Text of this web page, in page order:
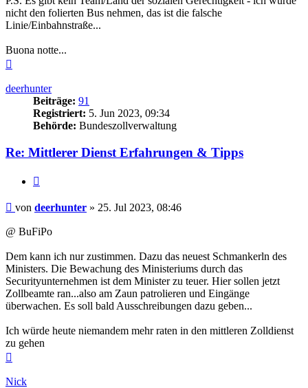
nicht den folierten Bus nehmen, das ist die falsche
Linie/Einbahnstraße...
Buona notte...
deerhunter
Beiträge: 91
Registriert: 5. Jun 2023, 09:34
Behörde: Bundeszollverwaltung
Re: Mittlerer Dienst Erfahrungen & Tipps
Beitrag
von deerhunter » 25. Jul 2023, 08:46
@ BuFiPo
Dem kann ich nur zustimmen. Dazu das neuest Schmankerln des
Ministers. Die Bewachung des Ministeriums durch das
Securityunternehmen ist dem Minister zu teuer. Hier sollen jetzt
Zollbeamte ran...also am Zaun patrolieren und Eingänge
überwachen. Es soll bald Ausschreibungen dazu geben...
Ich würde heute niemandem mehr raten in den mittleren Zolldienst
zu gehen
Nick